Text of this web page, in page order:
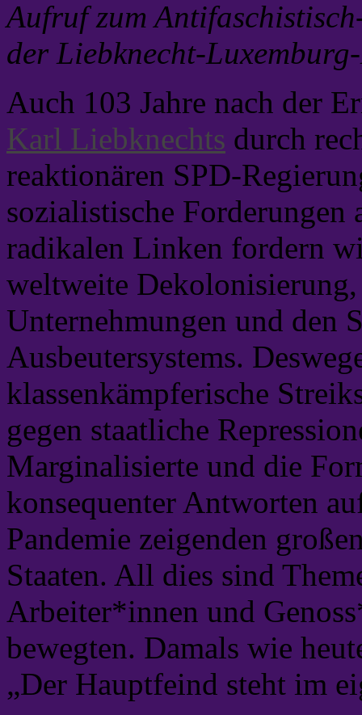
Aufruf zum
der Liebknecht-
Auch 103 Jahre nach der
Karl Liebknechts durch
reaktionären SPD-
sozialistische
radikalen Linken fordern
weltweite
Unternehmungen und den
Ausbeutersystems.
klassenkämpferische
gegen staatliche
Marginalisierte und die
konsequenter Antworten
Pandemie zeigenden
Staaten. All dies sind
Arbeiter*innen und
bewegten. Damals wie
„Der Hauptfeind steht im